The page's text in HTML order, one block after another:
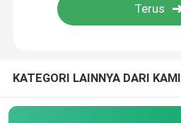
Sirip Berenang Selam
KATEGORI LAINNYA DARI KAMI